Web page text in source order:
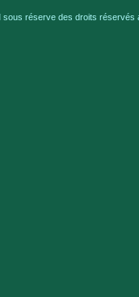
sous réserve des droits réservés